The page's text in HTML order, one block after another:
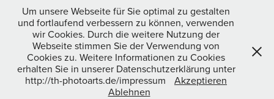
Um unsere Webseite für Sie optimal zu gestalten
und fortlaufend verbessern zu können, verwenden
wir Cookies. Durch die weitere Nutzung der
Webseite stimmen Sie der Verwendung von
Cookies zu. Weitere Informationen zu Cookies
erhalten Sie in unserer Datenschutzerklärung unter
http://th-photoarts.de/impressum
Akzeptieren
Ablehnen